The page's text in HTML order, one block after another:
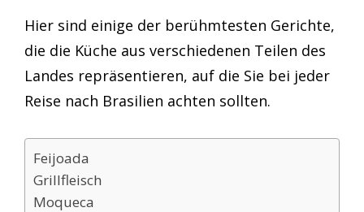
Hier sind einige der berühmtesten Gerichte,
die die Küche aus verschiedenen Teilen des
Landes repräsentieren, auf die Sie bei jeder
Reise nach Brasilien achten sollten.
Feijoada
Grillfleisch
Moqueca